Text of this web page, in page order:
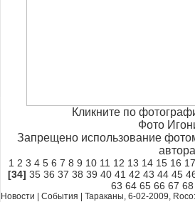
Кликните по
Фото
Запрещено использование
1 2 3 4 5 6 7 8 9 10 11 12 13 14 15 16 17
[34] 35 36 37 38 39 40 41 42 43 44 45
63 64 65 66 67 68
Новости События Тараканы, 6-02-2009,